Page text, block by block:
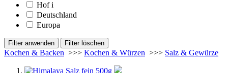
Hof i
Deutschland
Europa
Kochen & Backen >>> Kochen & Würzen >>> Salz & Gewürze